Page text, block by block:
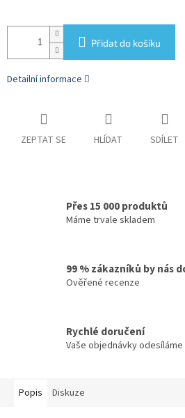
Přidat do košíku
Detailní informace
ZEPTAT SE HLÍDAT SDÍLET
Přes 15 000 produktů
Máme trvale skladem
99 % zákazníků by nás
Ověřené recenze
Rychlé doručení
Vaše objednávky
Popis Diskuze